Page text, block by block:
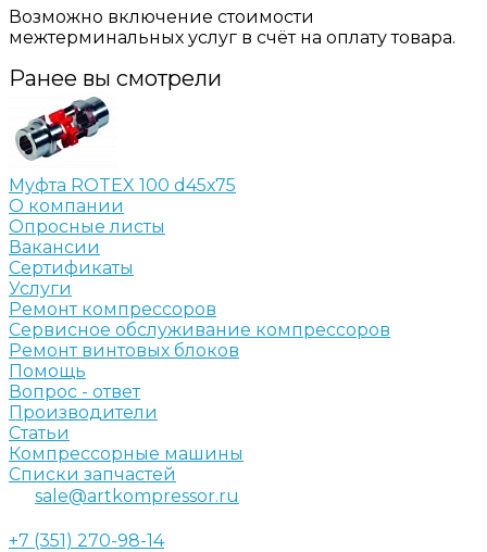
Возможно включение стоимости
межтерминальных услуг в счёт на оплату товара.
Ранее вы смотрели
Муфта ROTEX 100 d45х75
О компании
Опросные листы
Вакансии
Сертификаты
Услуги
Ремонт компрессоров
Сервисное обслуживание компрессоров
Ремонт винтовых блоков
Помощь
Вопрос - ответ
Производители
Статьи
Компрессорные машины
Списки запчастей
sale@artkompressor.ru
+7 (351) 270-98-14